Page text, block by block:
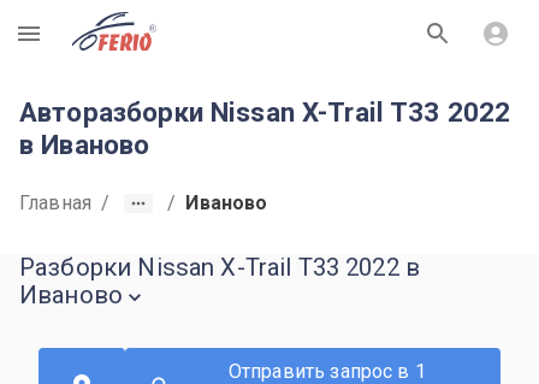
R
Авторазборки Nissan X-Trail T33 2022
в Иваново
Главная / / Иваново
Разборки Nissan X-Trail T33 2022 в
Иваново
Отправить запрос в 1